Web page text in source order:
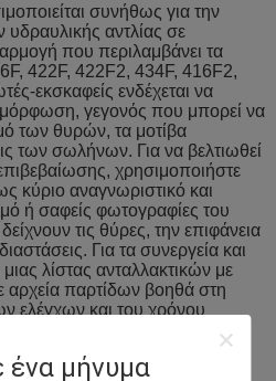
μήνυμα
συνήθως για την
υδραυλικής αντλίας σε
που περιλαμβάνει τα
422F, 422F2, 434F, 416F2,
εκσκαφείς ενδέχεται να
γεγονός που μπορεί να
των θυρών, τα μοτίβα
των σωλήνων. Για να βελτιωθεί
χρησιμοποιήστε
κύριο αναγνωριστικό και
ή σαφείς φωτογραφίες του
τις θύρες, την επιφάνεια
Για τα συνεργεία και
λίστας ανταλλακτικών με
αρχεία παρτίδων βοηθά στη
ελέγχων και του χρόνου